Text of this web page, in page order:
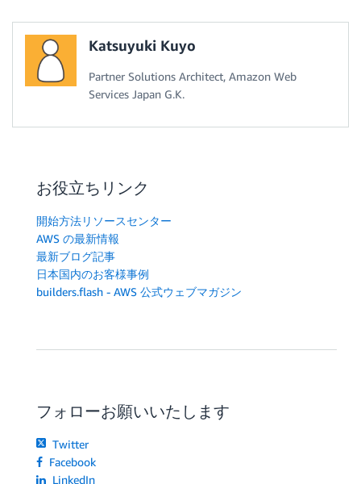
Katsuyuki Kuyo
Partner Solutions Architect, Amazon Web
Services Japan G.K.
お役立ちリンク
開始方法リソースセンター
AWS の最新情報
最新ブログ記事
日本国内のお客様事例
builders.flash - AWS 公式ウェブマガジン
フォローお願いいたします
Twitter
Facebook
LinkedIn